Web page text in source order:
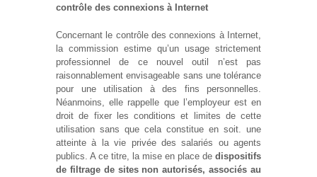
contrôle des connexions à Internet
Concernant le contrôle des connexions à Internet,
la commission estime qu’un usage strictement
professionnel de ce nouvel outil n’est pas
raisonnablement envisageable sans une tolérance
pour une utilisation à des fins personnelles.
Néanmoins, elle rappelle que l’employeur est en
droit de fixer les conditions et limites de cette
utilisation sans que cela constitue en soit. une
atteinte à la vie privée des salariés ou agents
publics. A ce titre, la mise en place de dispositifs
de filtrage de sites non autorisés, associés au